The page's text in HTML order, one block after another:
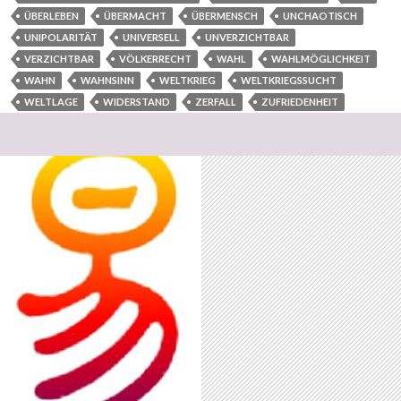
ÜBERLEBEN
ÜBERMACHT ÜBERMENSCH
UNCHAOTISCH
UNIPOLARITÄT
UNIVERSELL
UNVERZICHTBAR
VERZICHTBAR
VÖLKERRECHT WAHL
WAHLMÖGLICHKEIT
WAHN
WAHNSINN WELTKRIEG
WELTKRIEGSSUCHT
WELTLAGE
WIDERSTAND ZERFALL ZUFRIEDENHEIT